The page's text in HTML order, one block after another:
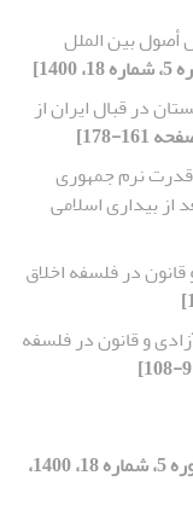
بین الملل
1400]
در قبال ایران از
نرم جمهوری
از بیداری اسلامی
در فلسفه اخلاق
و قانون در فلسفه
[دوره 5، شماره 18، 1400،